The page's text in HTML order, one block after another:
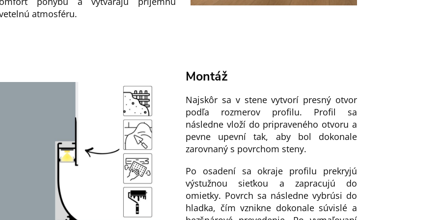
atmosféru.
Montáž
Najskôr sa v stene vytvorí presný otvor
podľa rozmerov profilu. Profil sa
následne vloží do pripraveného otvoru a
pevne upevní tak, aby bol dokonale
zarovnaný s povrchom steny.
Po osadení sa okraje profilu prekryjú
výstužnou sieťkou a zapracujú do
omietky. Povrch sa následne vybrúsi do
hladka, čím vznikne dokonale súvislé a